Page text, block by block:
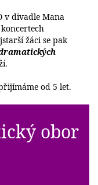
v divadle Mana
žáci se pak
od 5 let.
obor